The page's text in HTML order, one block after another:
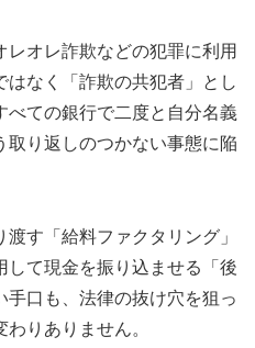
レオレ詐欺などの犯罪に利用
はなく「詐欺の共犯者」とし
べての銀行で二度と自分名義
り返しのつかない事態に陥
す「給料ファクタリング」
て現金を振り込ませる「後
口も、法律の抜け穴を狙っ
りありません。